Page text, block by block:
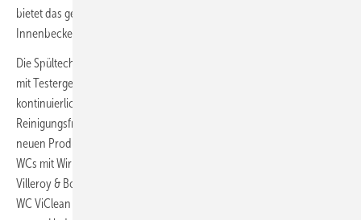
bietet das geradlinige, harmonische Design – insbesondere im
Innenbecken – diesbezüglich Vorteile.
Die Spültechnik entwickelt sich kontinuierlich weiter, wie der Vergleich
mit Testergebnissen vor zehn Jahren zeigt. Villeroy & Boch optimiert
kontinuierlich Spülkraft, Wasserverbrauch und
Reinigungsfreundlichkeit – sowohl bei bestehenden als auch bei
neuen Produkten. Auf der ISH präsentieren wir weitere innovative
WCs mit Wirbelspültechnologie – darunter neue Modelle für die
Villeroy & Boch-Serien ­Skyla, ­Subway 3.0, ­O.novo sowie das Dusch-
WC ­ViClean Supreo. Ideal ­Standard bringt mit i­.life O ein WC mit der